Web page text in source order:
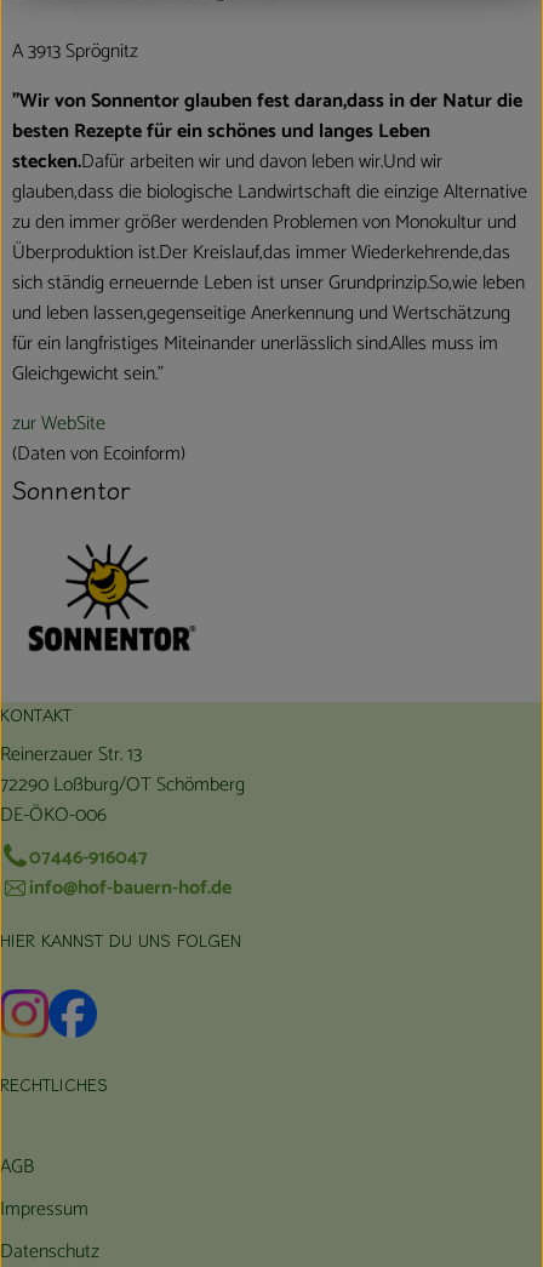
A 3913 Sprögnitz
"Wir von Sonnentor glauben fest daran,dass in der Natur die
besten Rezepte für ein schönes und langes Leben
stecken.Dafür arbeiten wir und davon leben wir.Und wir
glauben,dass die biologische Landwirtschaft die einzige Alternative
zu den immer größer werdenden Problemen von Monokultur und
Überproduktion ist.Der Kreislauf,das immer Wiederkehrende,das
sich ständig erneuernde Leben ist unser Grundprinzip.So,wie leben
und leben lassen,gegenseitige Anerkennung und Wertschätzung
für ein langfristiges Miteinander unerlässlich sind.Alles muss im
Gleichgewicht sein."
zur WebSite
(Daten von Ecoinform)
Sonnentor
KONTAKT
Reinerzauer Str. 13
72290 Loßburg/OT Schömberg
DE-ÖKO-006
07446-916047
info@hof-bauern-hof.de
HIER KANNST DU UNS FOLGEN
Externer Link zu https://www.instagram.com/hofbauernhof/
Externer Link zu https://www.facebook.com/
RECHTLICHES
AGB
Impressum
Datenschutz